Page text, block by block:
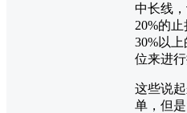
中长线
20%的止
30%以上
位来进行
这些说
单，但